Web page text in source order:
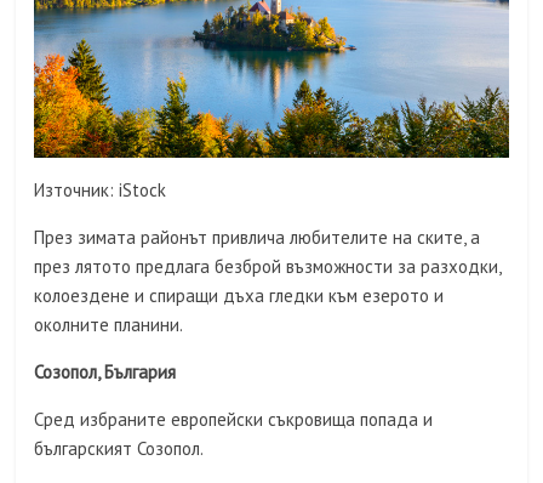
Източник: iStock
През зимата районът привлича любителите на ските, а
през лятото предлага безброй възможности за разходки,
колоездене и спиращи дъха гледки към езерото и
околните планини.
Созопол, България
Сред избраните европейски съкровища попада и
българският Созопол.